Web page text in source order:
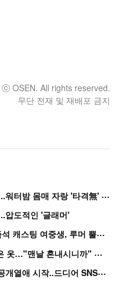
OSEN. All rights reserved.
무단 전재 및 재배포 금지
비
비, 성행위 연상 안무로 논란인데..워터밤 몸매 자랑 '타격無' 근황
압도적인 '글래머'
“
연습생 아닙니다” 싸이 '흠뻑쇼' 즉석 캐스팅 여중생, 루머 뿔났다[Oh!쎈 이...
홍
진영, '임신설' 종결 작정하고 입은 옷…"맨날 혼내시니까" 억울
'
흑백' 김도윤♥배우 김서연, 4년만 공개열애 시작..드디어 SNS에 노출 [핫피...